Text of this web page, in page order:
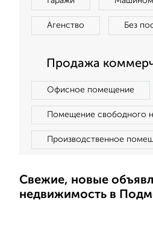
Агенство Без
Продажа
Офисное помещение
Помещение свободного
Производственное
Свежие, новые
недвижимость в